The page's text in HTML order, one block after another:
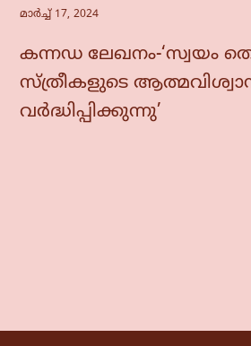
മാർച്ച്‌ 17, 2024
കന്നഡ ലേഖനം-‘സ്വയം
സ്ത്രീകളുടെ
വർദ്ധിപ്പിക്കുന്നു’